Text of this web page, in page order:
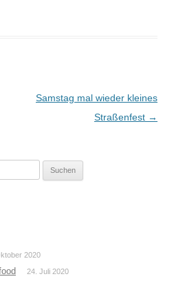
Samstag mal wieder kleines
Straßenfest →
2020
24. Juli 2020